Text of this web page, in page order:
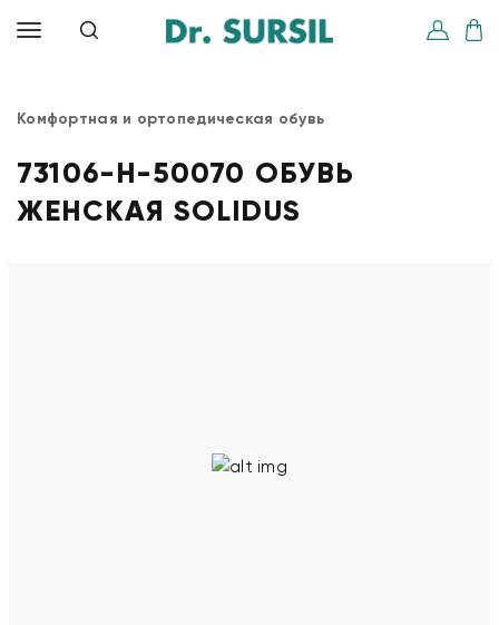
Комфортная и ортопедическая обувь
73106-H-50070 ОБУВЬ
ЖЕНСКАЯ SOLIDUS